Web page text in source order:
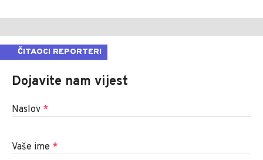
ČITAOCI REPORTERI
Dojavite nam vijest
Naslov *
Vaše ime *